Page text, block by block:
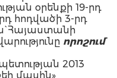
օրենքի 19-րդ
հոդվածի 3-րդ
Հայաստանի
որոշում
2013
մասին»